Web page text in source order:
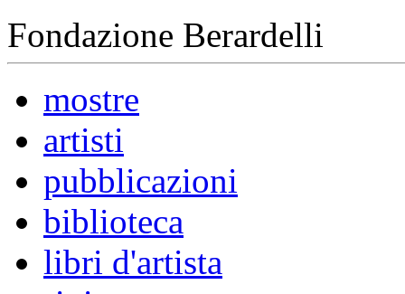
Fondazione Berardelli
mostre
artisti
pubblicazioni
biblioteca
libri d'artista